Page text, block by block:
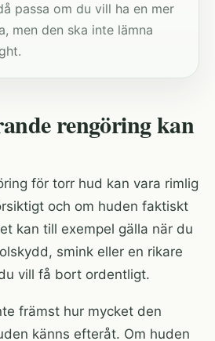
passa om du vill ha en mer
men den ska inte lämna
rengöring kan
för torr hud kan vara rimlig
och om huden faktiskt
kan till exempel gälla när du
smink eller en rikare
vill få bort ordentligt.
främst hur mycket den
känns efteråt. Om huden